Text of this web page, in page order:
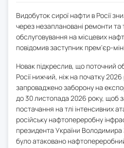
Видобуток сирої нафти в Росії
через незаплановані ремонти та
обслуговування на місцевих
повідомив заступник прем'єр-
Новак підкреслив, що поточний
Росії нижчий, ніж на початку
запроваджено заборону на
до 30 листопада 2026 року, щоб
постачання на тлі інтенсивних
російську нафтопереробну
президента України Володимира
було атаковано